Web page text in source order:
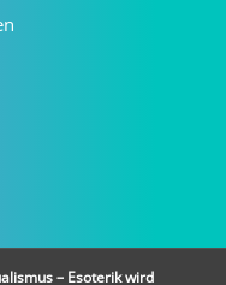
– Esoterik wird